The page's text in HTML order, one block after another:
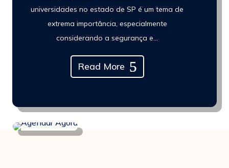
universidades no estado de SP é um tema de
extrema importância, especialmente
considerando a segurança e...
Read More